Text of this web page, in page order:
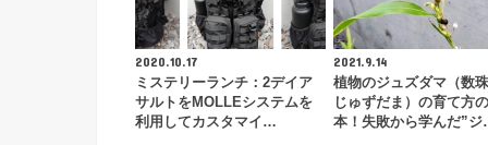
2020.10.17
ミステリーランチ：2デイア
サルトをMOLLEシステムを
利用してカスタマイ…
2021.9.14
植物のジュズダマ（数
じゅずだま）の育て方
本！失敗から学んだ”